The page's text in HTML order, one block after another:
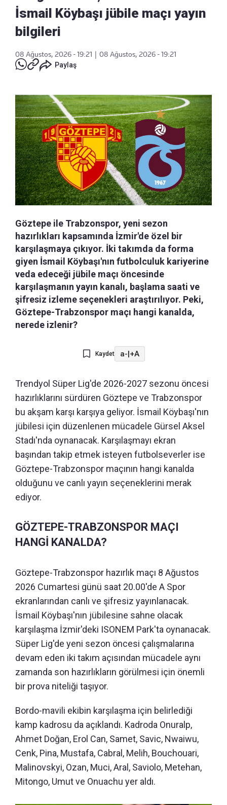
İsmail Köybaşı jübile maçı yayın
bilgileri
08 Ağustos, 2026 - 19:21
08 Ağustos, 2026 - 19:21
Paylaş
Göztepe ile Trabzonspor, yeni sezon
hazırlıkları kapsamında İzmir'de özel bir
karşılaşmaya çıkıyor. İki takımda da forma
giyen İsmail Köybaşı'nın futbolculuk kariyerine
veda edeceği jübile maçı öncesinde
karşılaşmanın yayın kanalı, başlama saati ve
şifresiz izleme seçenekleri araştırılıyor. Peki,
Göztepe-Trabzonspor maçı hangi kanalda,
nerede izlenir?
Kaydet a-|+A
Trendyol Süper Lig'de 2026-2027 sezonu öncesi
hazırlıklarını sürdüren Göztepe ve Trabzonspor
bu akşam karşı karşıya geliyor. İsmail Köybaşı'nın
jübilesi için düzenlenen mücadele Gürsel Aksel
Stadı'nda oynanacak. Karşılaşmayı ekran
başından takip etmek isteyen futbolseverler ise
Göztepe-Trabzonspor maçının hangi kanalda
olduğunu ve canlı yayın seçeneklerini merak
ediyor.
GÖZTEPE-TRABZONSPOR MAÇI
HANGİ KANALDA?
Göztepe-Trabzonspor hazırlık maçı 8 Ağustos
2026 Cumartesi günü saat 20.00'de A Spor
ekranlarından canlı ve şifresiz yayınlanacak.
İsmail Köybaşı'nın jübilesine sahne olacak
karşılaşma İzmir'deki ISONEM Park'ta oynanacak.
Süper Lig'de yeni sezon öncesi çalışmalarına
devam eden iki takım açısından mücadele aynı
zamanda son hazırlıkların görülmesi için önemli
bir prova niteliği taşıyor.
Bordo-mavili ekibin karşılaşma için belirlediği
kamp kadrosu da açıklandı. Kadroda Onuralp,
Ahmet Doğan, Erol Can, Samet, Savic, Nwaiwu,
Cenk, Pina, Mustafa, Cabral, Melih, Bouchouari,
Malinovskyi, Ozan, Muci, Aral, Saviolo, Metehan,
Mitongo, Umut ve Onuachu yer aldı.